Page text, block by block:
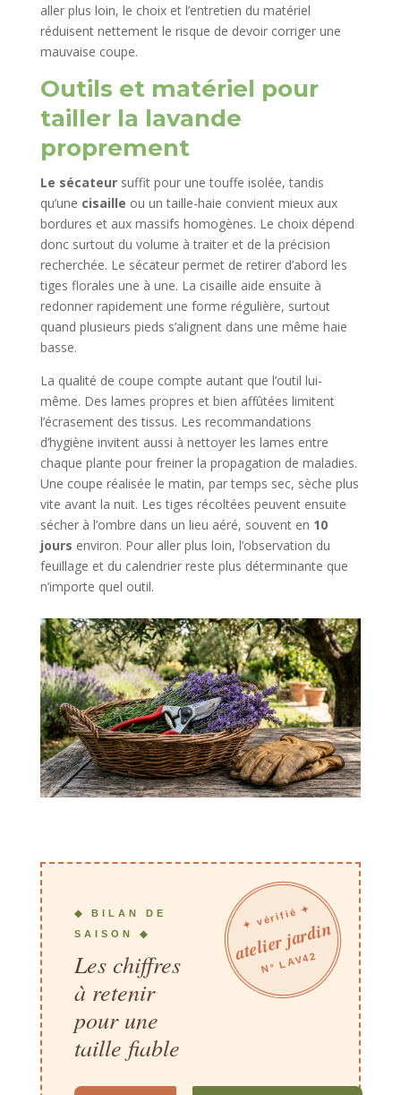
aller plus loin, le choix et l’entretien du matériel
réduisent nettement le risque de devoir corriger une
mauvaise coupe.
Outils et matériel pour
tailler la lavande
proprement
Le sécateursuffit pour une touffe isolée, tandis
qu’une cisaille ou un taille-haie convient mieux aux
bordures et aux massifs homogènes. Le choix dépend
donc surtout du volume à traiter et de la précision
recherchée. Le sécateur permet de retirer d’abord les
tiges florales une à une. La cisaille aide ensuite à
redonner rapidement une forme régulière, surtout
quand plusieurs pieds s’alignent dans une même haie
basse.
La qualité de coupe compte autant que l’outil lui-
même. Des lames propres et bien affûtées limitent
l’écrasement des tissus. Les recommandations
d’hygiène invitent aussi à nettoyer les lames entre
chaque plante pour freiner la propagation de maladies.
Une coupe réalisée le matin, par temps sec, sèche plus
vite avant la nuit. Les tiges récoltées peuvent ensuite
sécher à l’ombre dans un lieu aéré, souvent en 10
jours environ. Pour aller plus loin, l’observation du
feuillage et du calendrier reste plus déterminante que
n’importe quel outil.
✦ vérifié ✦
atelier jardin
N° LAV42
◆ BILAN DE
SAISON ◆
Les chiffres
à retenir
pour une
taille fiable